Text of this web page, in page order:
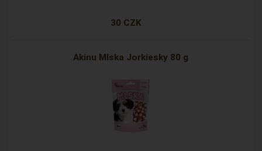
30 CZK
Akinu Mlska Jorkiesky 80 g